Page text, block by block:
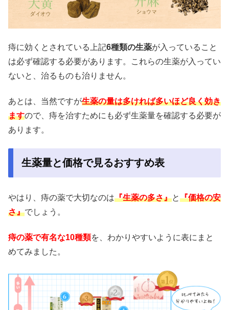
痔に効くとされている上記6種類の生薬が入っていること
は必ず確認する必要があります。これらの生薬が入ってい
ないと、治るものも治りません。
あとは、当然ですが生薬の量は多ければ多いほど良く効き
ますので、痔を治すためにも必ず生薬量を確認する必要が
あります。
生薬量と価格で見るおすすめ表
やはり、痔の薬で大切なのは『生薬の多さ』と『価格の安
さ』でしょう。
痔の薬で有名な10種類を、わかりやすいように表にまと
めてみました。